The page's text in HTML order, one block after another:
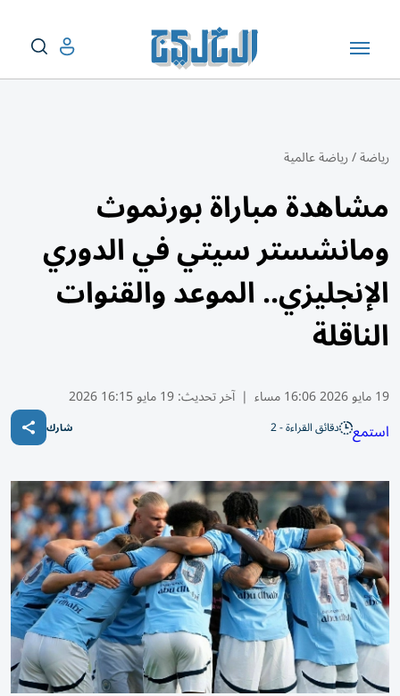
رياضة/رياضة عالمية
مشاهدة مباراة بورنموث
ومانشستر سيتي في الدوري
الإنجليزي.. الموعد والقنوات
الناقلة
19 مايو 2026 16:06 مساء | آخر تحديث:19 مايو 16:15 2026
استمع دقائق القراءة - 2 شارك